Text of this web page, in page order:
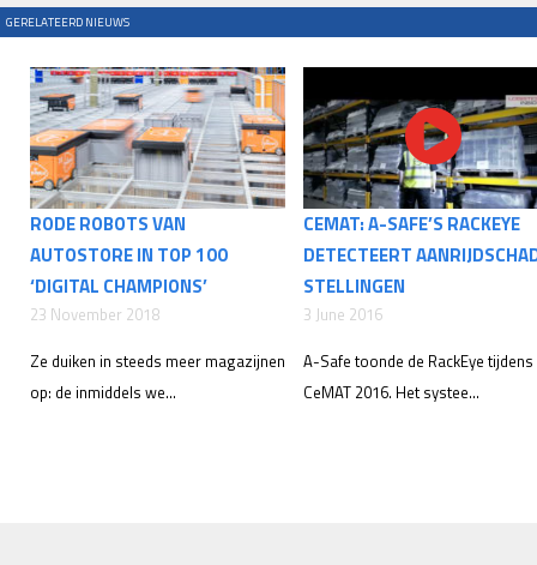
GERELATEERD NIEUWS
RODE ROBOTS VAN
AUTOSTORE IN TOP 100
‘DIGITAL CHAMPIONS’
23 November 2018
Ze duiken in steeds meer magazijnen
op: de inmiddels we...
CEMAT: A-SAFE’S RACKEYE
DETECTEERT
STELLINGEN
3 June 2016
A-Safe toonde de RackEye tijdens
CeMAT 2016. Het systee...